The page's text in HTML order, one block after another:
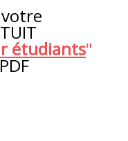
étudiants"